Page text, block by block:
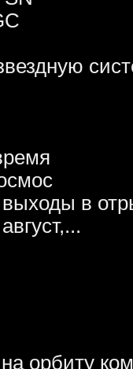
в
орбиту